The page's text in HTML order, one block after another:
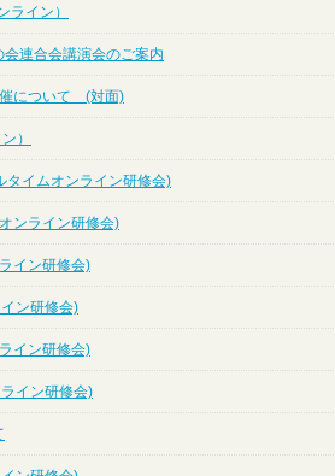
ライン）
連合会講演会のご案内
催について (対面)
）
タイムオンライン研修会)
ンライン研修会)
イン研修会)
ン研修会)
イン研修会)
イン研修会)